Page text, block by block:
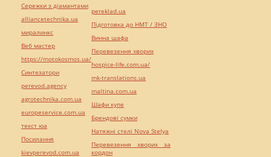
Сережки з діамантами
alliancetechnika.ua
миралинкс
Веб мастер
https://motokosmos.ua/
Синтезатори
perevod.agency
agrotechnika.com.ua
europeservice.com.ua
текст юа
Посилання
kievperevod.com.ua
pereklad.ua
Підготовка до НМТ / ЗНО
Винна шафа
Перевезення хворих
hospice-life.com.ua/
mk-translations.ua
maltina.com.ua
Шафи купе
Брендові сумки
Натяжні стелі Nova Stelya
Перевезення хворих за
кордон